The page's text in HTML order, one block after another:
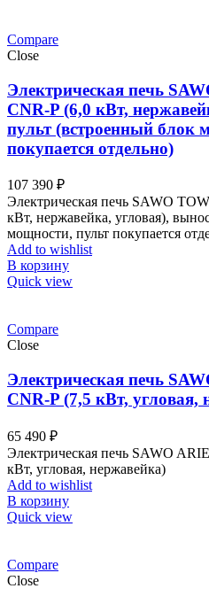
Compare
Close
Электрическая печь
CNR-P (6,0 кВт,
пульт (встроенный блок
покупается отдельно)
107 390 ₽
Электрическая печь SAWO
кВт, нержавейка, угловая),
мощности, пульт покупается
Add to wishlist
В корзину
Quick view
Compare
Close
Электрическая печь
CNR-P (7,5 кВт, угловая,
65 490 ₽
Электрическая печь SAWO
кВт, угловая, нержавейка)
Add to wishlist
В корзину
Quick view
Compare
Close